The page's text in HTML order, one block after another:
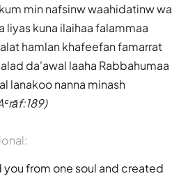
min nafsinw waahidatinw wa
liyas kuna ilaihaa falammaa
hamlan khafeefan famarrat
da'awal laaha Rabbahumaa
lanakoo nanna minash
you from one soul and created